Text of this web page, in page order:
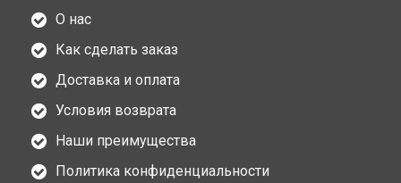
О нас
Как сделать заказ
Доставка и оплата
Условия возврата
Наши преимущества
Политика конфиденциальности